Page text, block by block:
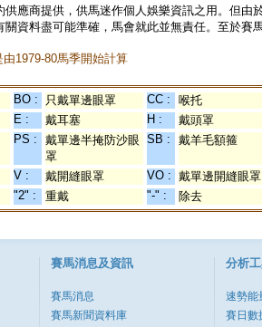
供應商提供，供馬迷作個人娛樂資訊之用。但
關資料盡可能準確，馬會就此並無責任。至於賽
1979-80馬季開始計算
BO : 只戴單邊眼罩 CC :
喉托
E : 戴耳塞 H :
戴頭罩
PS :
戴單邊半掩防沙眼
罩
SB : 戴羊毛額箍
V : 戴開縫眼罩 VO : 戴單邊開縫眼罩
"2" : 重戴 "-" : 除去
賽馬消息及資訊
賽馬消息
賽馬新聞資料庫
分析
速勢能
賽日數